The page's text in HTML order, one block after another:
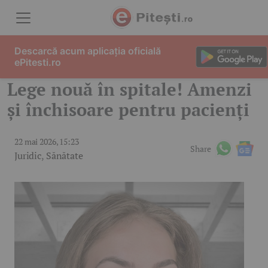
Lege nouă în spitale! Amenzi
și închisoare pentru pacienți
22 mai 2026, 15:23
Juridic, Sănătate
Share
Descarcă acum aplicația oficială
ePitesti.ro